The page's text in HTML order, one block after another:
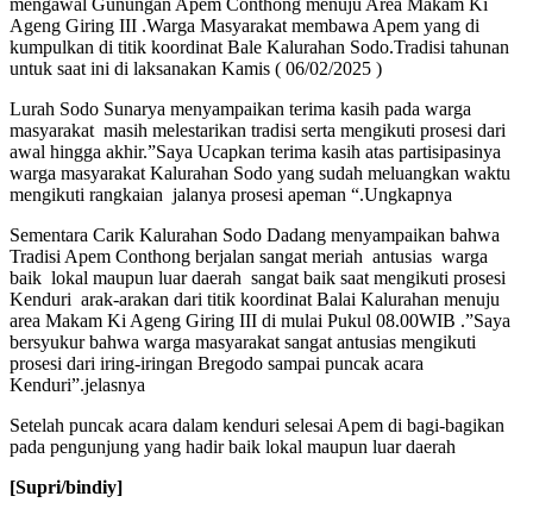
Ageng Giring III .Warga Masyarakat membawa Apem yang di
kumpulkan di titik koordinat Bale Kalurahan Sodo.Tradisi tahunan
untuk saat ini di laksanakan Kamis ( 06/02/2025 )
Lurah Sodo Sunarya menyampaikan terima kasih pada warga
masyarakat masih melestarikan tradisi serta mengikuti prosesi dari
awal hingga akhir.”Saya Ucapkan terima kasih atas partisipasinya
warga masyarakat Kalurahan Sodo yang sudah meluangkan waktu
mengikuti rangkaian jalanya prosesi apeman “.Ungkapnya
Sementara Carik Kalurahan Sodo Dadang menyampaikan bahwa
Tradisi Apem Conthong berjalan sangat meriah antusias warga
baik lokal maupun luar daerah sangat baik saat mengikuti prosesi
Kenduri arak-arakan dari titik koordinat Balai Kalurahan menuju
area Makam Ki Ageng Giring III di mulai Pukul 08.00WIB .”Saya
bersyukur bahwa warga masyarakat sangat antusias mengikuti
prosesi dari iring-iringan Bregodo sampai puncak acara
Kenduri”.jelasnya
Setelah puncak acara dalam kenduri selesai Apem di bagi-bagikan
pada pengunjung yang hadir baik lokal maupun luar daerah
[Supri/bindiy]